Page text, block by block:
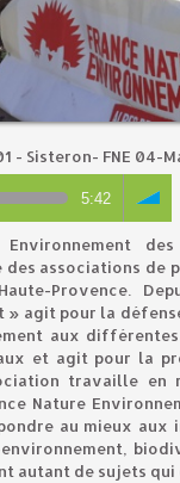
- Sisteron- FNE 04-
5:42
Environnement
des associations de
Provence.
» agit pour la
aux
et agit pour la
travaille
Nature
au mieux aux
autant de sujets qui